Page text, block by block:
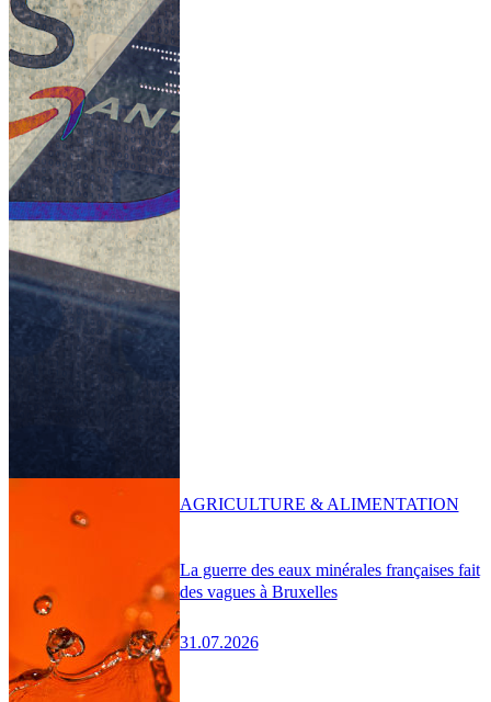
La guerre des eaux minérales françaises fait
des vagues à Bruxelles
31.07.2026
AGRICULTURE & ALIMENTATION